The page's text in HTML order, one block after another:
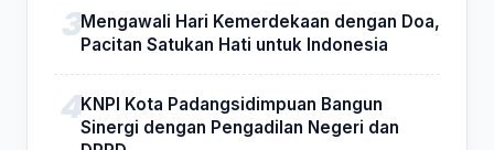
Mengawali Hari Kemerdekaan dengan Doa,
Pacitan Satukan Hati untuk Indonesia
KNPI Kota Padangsidimpuan Bangun
Sinergi dengan Pengadilan Negeri dan